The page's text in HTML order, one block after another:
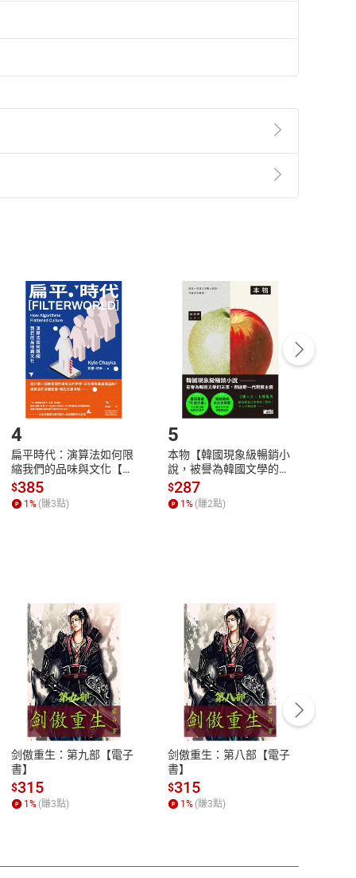
第2條第5款之規定，「非以有形媒介提供之數位
點選「瀏覽訂單明細」 「申請取消訂單 /退
貨。
付款方式
Payment
完成
Complete
號，下載書籍後看書
性
參
客服資訊
服務時間：週一到週五 10:00-12:00、
13:00-17:00 (國定假日及例假日休息)
客服電話：0080-1857077
4
扁平時代：演算法如何限
縮我們的品味與文化【電
子書】
$385
1% (賺3點)
5
本物【韓國現象級暢銷小
說，被譽為韓國文學的未
來】【電子書】
$287
1% (賺2點)
剑傲重生：第九部【電子
書】
$315
1% (賺3點)
剑傲重生：第八部【電子
書】
$315
1% (賺3點)